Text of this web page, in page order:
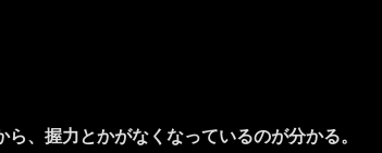
、握力とかがなくなっているのが分かる。